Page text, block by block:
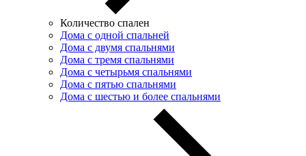
Количество спален
Дома с одной спальней
Дома с двумя спальнями
Дома с тремя спальнями
Дома с четырьмя спальнями
Дома с пятью спальнями
Дома с шестью и более спальнями